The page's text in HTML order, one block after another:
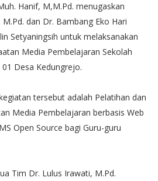
Hanif, M,M.Pd. menugaskan
dan Dr. Bambang Eko Hari
Setyaningsih untuk melaksanakan
Media Pembelajaran Sekolah
Desa Kedungrejo.
tersebut adalah Pelatihan dan
Media Pembelajaran berbasis Web
Open Source bagi Guru-guru
Tim Dr. Lulus Irawati, M.Pd.